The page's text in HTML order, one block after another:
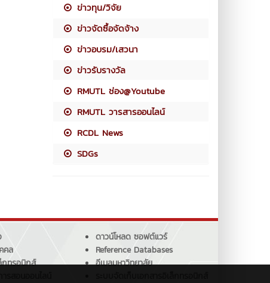
ข่าวทุน/วิจัย
ข่าวจัดซื้อจัดจ้าง
ข่าวอบรม/เสวนา
ข่าวรับรางวัล
RMUTL ช่อง@Youtube
RMUTL วารสารออนไลน์
RCDL News
SDGs
คล
กทรอนิกส์
ดาวน์โหลด ซอฟต์แวร์
Reference Databases
อีเมลมหาวิทยาลัย